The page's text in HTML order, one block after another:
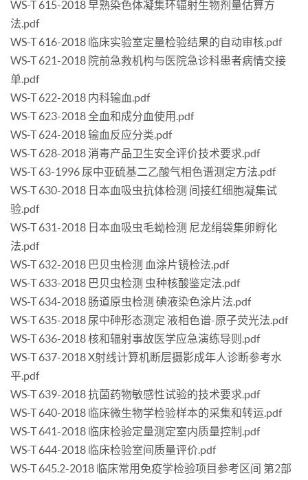
WS-T 615-2018 早熟染色体凝集环辐射生物剂量估算方
法.pdf
WS-T 616-2018 临床实验室定量检验结果的自动审核.pdf
WS-T 621-2018 院前急救机构与医院急诊科患者病情交接
单.pdf
WS-T 622-2018 内科输血.pdf
WS-T 623-2018 全血和成分血使用.pdf
WS-T 624-2018 输血反应分类.pdf
WS-T 628-2018 消毒产品卫生安全评价技术要求.pdf
WS-T 63-1996 尿中亚硫基二乙酸气相色谱测定方法.pdf
WS-T 630-2018 日本血吸虫抗体检测 间接红细胞凝集试
验.pdf
WS-T 631-2018 日本血吸虫毛蚴检测 尼龙绢袋集卵孵化
法.pdf
WS-T 632-2018 巴贝虫检测 血涂片镜检法.pdf
WS-T 633-2018 巴贝虫检测 虫种核酸鉴定法.pdf
WS-T 634-2018 肠道原虫检测 碘液染色涂片法.pdf
WS-T 635-2018 尿中砷形态测定 液相色谱-原子荧光法.pdf
WS-T 636-2018 核和辐射事故医学应急演练导则.pdf
WS-T 637-2018 X射线计算机断层摄影成年人诊断参考水
平.pdf
WS-T 639-2018 抗菌药物敏感性试验的技术要求.pdf
WS-T 640-2018 临床微生物学检验样本的采集和转运.pdf
WS-T 641-2018 临床检验定量测定室内质量控制.pdf
WS-T 644-2018 临床检验室间质量评价.pdf
WS-T 645.2-2018 临床常用免疫学检验项目参考区间 第2部